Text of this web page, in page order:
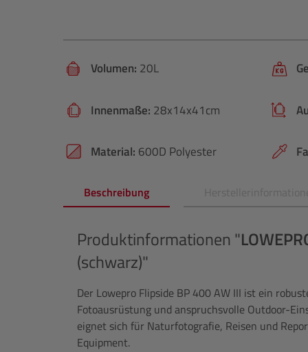
Volumen: 20L
Innenmaße: 28x14x41cm
Material: 600D Polyester
Beschreibung
Produktinformationen "
(schwarz)"
Der Lowepro Flipside BP 400 AW III ist ein
Fotoausrüstung und anspruchsvolle Outdoor-
eignet sich für Naturfotografie, Reisen und
Equipment.